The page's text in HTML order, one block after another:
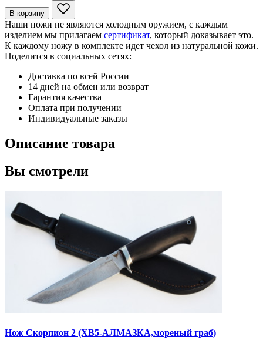
В корзину
Наши ножи не являются холодным оружием, с каждым
изделием мы прилагаем сертификат, который доказывает это.
К каждому ножу в комплекте идет чехол из натуральной кожи.
Поделится в социальных сетях:
Доставка по всей России
14 дней на обмен или возврат
Гарантия качества
Оплата при получении
Индивидуальные заказы
Описание товара
Вы смотрели
Нож Скорпион 2 (ХВ5-АЛМАЗКА,мореный граб)